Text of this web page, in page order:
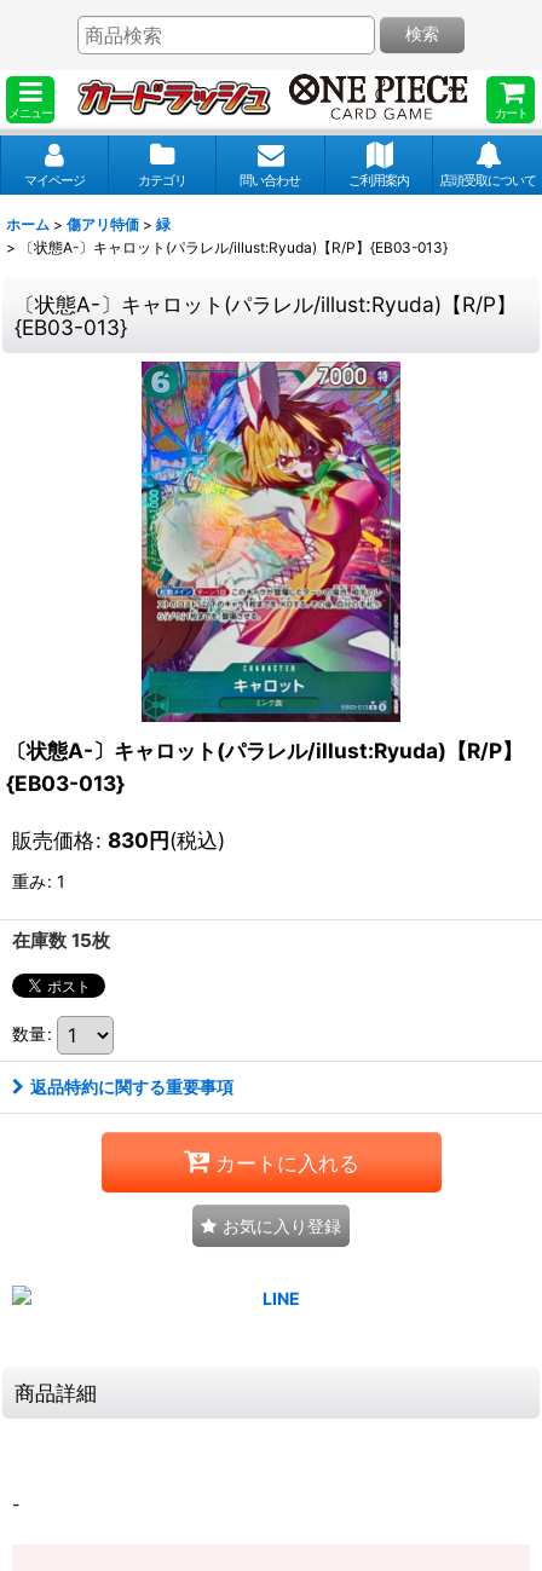
メニュー カート
検索
マイページ カテゴリ 問い合わせ ご利用案内 店頭受取について
ホーム > 傷アリ特価 > 緑
>
〔状態A-〕キャロット(パラレル/illust:Ryuda)【R/P】{EB03-013}
〔状態A-〕キャロット(パラレル/illust:Ryuda)【R/P】
{EB03-013}
〔状態A-〕キャロット(パラレル/illust:Ryuda)【R/P】
{EB03-013}
販売価格: 830円(税込)
重み: 1
在庫数 15枚
数量:
返品特約に関する重要事項
カートに入れる
お気に入り登録
商品詳細
-